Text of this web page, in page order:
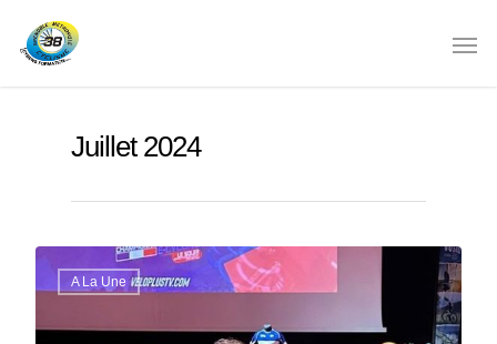
Juillet 2024
A La Une